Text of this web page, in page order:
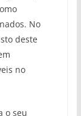
No
deste
no
o seu